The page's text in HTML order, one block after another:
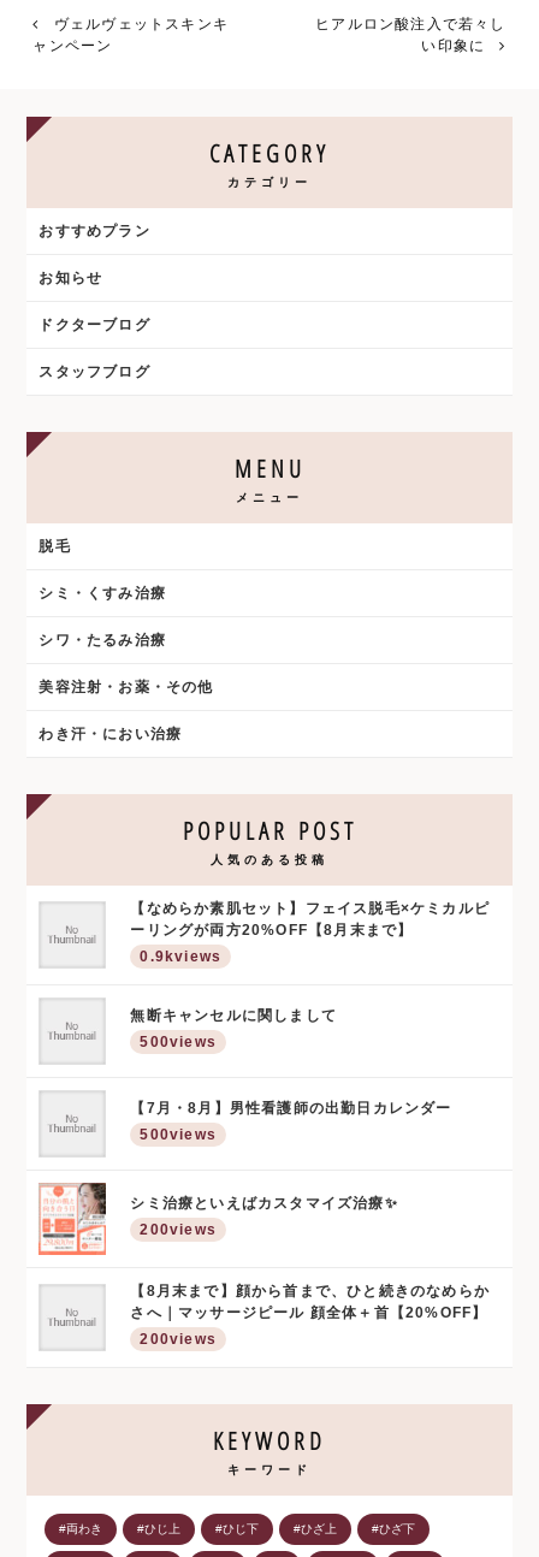
ヴェルヴェットスキンキ
ャンペーン
ヒアルロン酸注入で若々し
い印象に
CATEGORY
カテゴリー
おすすめプラン
お知らせ
ドクターブログ
スタッフブログ
MENU
メニュー
脱毛
シミ・くすみ治療
シワ・たるみ治療
美容注射・お薬・その他
わき汗・におい治療
POPULAR POST
人気のある投稿
【なめらか素肌セット】フェイス脱毛×ケミカルピ
ーリングが両方20%OFF【8月末まで】
0.9kviews
無断キャンセルに関しまして
500views
【7月・8月】男性看護師の出勤日カレンダー
500views
シミ治療といえばカスタマイズ治療✨
200views
【8月末まで】顔から首まで、ひと続きのなめらか
さへ｜マッサージピール 顔全体＋首【20%OFF】
200views
KEYWORD
キーワード
#両わき #ひじ上 #ひじ下 #ひざ上 #ひざ下